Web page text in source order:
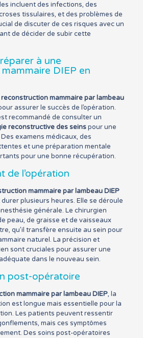
incluent des infections, des
tissulaires, et des problèmes de
de discuter de ces risques avec un
de décider de subir cette
à une
DIEP en
reconstruction mammaire par lambeau
assurer le succès de l’opération.
recommandé de consulter un
reconstructive des seinspour une
examens médicaux, des
et une préparation mentale
pour une bonne récupération.
de l’opération
mammaire par lambeau DIEP
plusieurs heures. Elle se déroule
générale. Le chirurgien
peau, de graisse et de vaisseaux
qu’il transfère ensuite au sein pour
naturel. La précision et
sont cruciales pour assurer une
dans le nouveau sein.
post-opératoire
mammaire par lambeau DIEP, la
est longue mais essentielle pour la
Les patients peuvent ressentir
mais ces symptômes
Des soins post-opératoires